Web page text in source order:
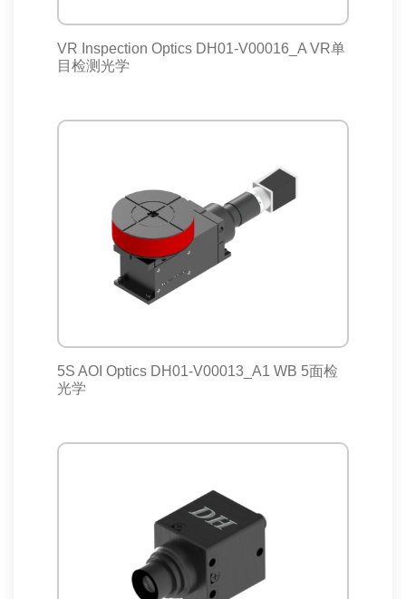
VR Inspection Optics DH01-V00016_A VR单
目检测光学
5S AOI Optics DH01-V00013_A1 WB 5面检
光学